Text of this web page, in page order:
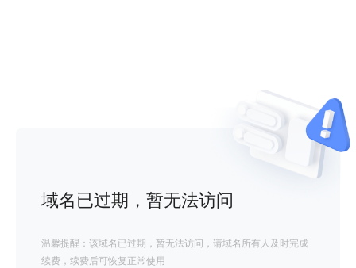
域名已过期，暂无法访问
温馨提醒：该域名已过期，暂无法访问，请域名所有人及时完成
续费，续费后可恢复正常使用